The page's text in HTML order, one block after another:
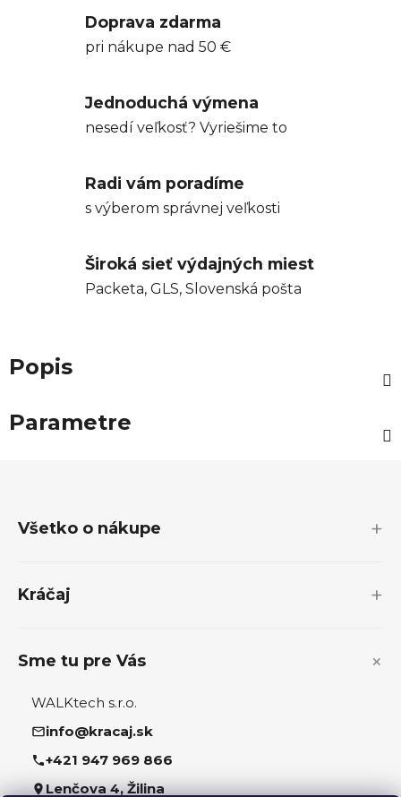
Doprava zdarma
pri nákupe nad 50 €
Jednoduchá výmena
nesedí veľkosť? Vyriešime to
Radi vám poradíme
s výberom správnej veľkosti
Široká sieť výdajných miest
Packeta, GLS, Slovenská pošta
Popis
Parametre
Všetko o nákupe
Kráčaj
Sme tu pre Vás
WALKtech s.r.o.
info@kracaj.sk
+421 947 969 866
Lenčova 4, Žilina